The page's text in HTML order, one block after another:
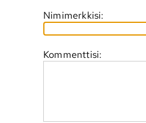
Nimimerkkisi:
Kommenttisi: